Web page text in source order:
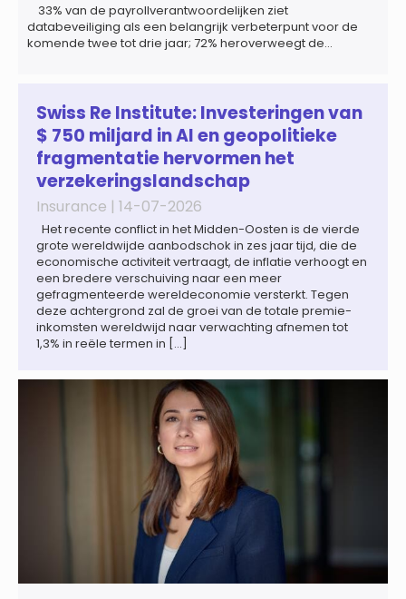
33% van de payrollverantwoordelijken ziet
databeveiliging als een belangrijk verbeterpunt voor de
komende twee tot drie jaar; 72% heroverweegt de
zich steeds vaker tot een zelfstandige bedrijfsfunctie: bij
43% van […]
Swiss Re Institute: Investeringen van
$ 750 miljard in AI en geopolitieke
fragmentatie hervormen het
verzekeringslandschap
Insurance | 14-07-2026
Het recente conflict in het Midden-Oosten is de vierde
grote wereldwijde aanbodschok in zes jaar tijd, die de
economische activiteit vertraagt, de inflatie verhoogt en
een bredere verschuiving naar een meer
gefragmenteerde wereldeconomie versterkt. Tegen
deze achtergrond zal de groei van de totale premie-
inkomsten wereldwijd naar verwachting afnemen tot
1,3% in reële termen in […]